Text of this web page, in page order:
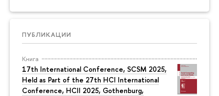
ПУБЛИКАЦИИ
Книга
17th International Conference, SCSM 2025,
Held as Part of the 27th HCI International
Conference, HCII 2025, Gothenburg,